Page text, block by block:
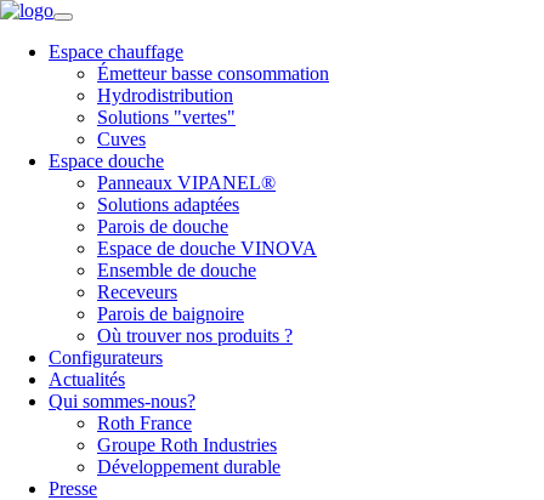
Espace chauffage
Émetteur basse consommation
Hydrodistribution
Solutions "vertes"
Cuves
Espace douche
Panneaux VIPANEL®
Solutions adaptées
Parois de douche
Espace de douche VINOVA
Ensemble de douche
Receveurs
Parois de baignoire
Où trouver nos produits ?
Configurateurs
Actualités
Qui sommes-nous?
Roth France
Groupe Roth Industries
Développement durable
Presse